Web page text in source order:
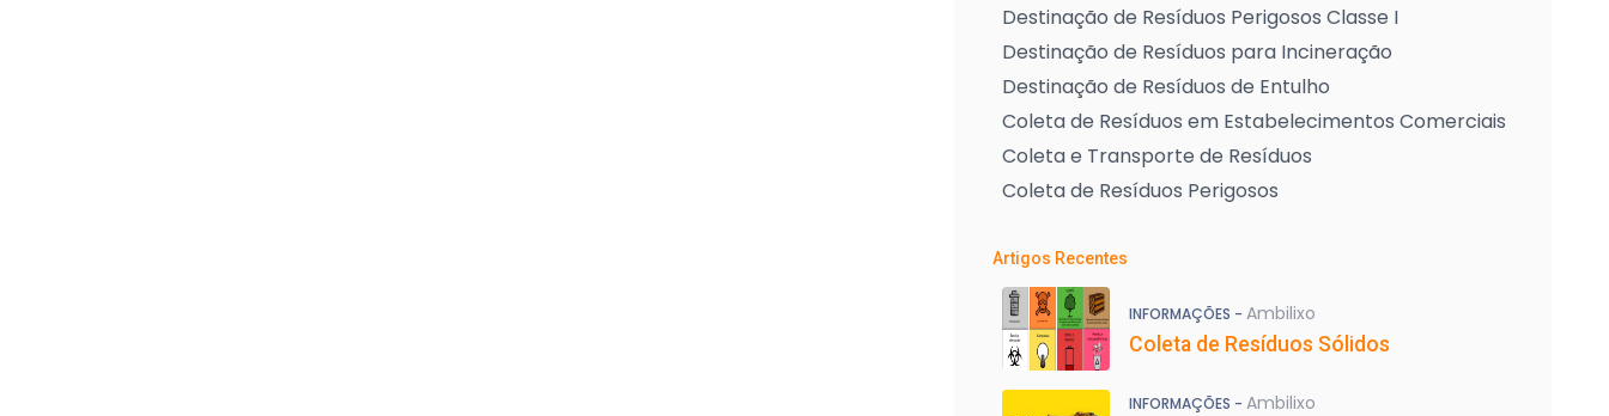
Destinação de Resíduos Perigosos Classe I
Destinação de Resíduos para Incineração
Destinação de Resíduos de Entulho
Coleta de Resíduos em Estabelecimentos Comerciais
Coleta e Transporte de Resíduos
Coleta de Resíduos Perigosos
Artigos Recentes
INFORMAÇÕES - Ambilixo
Coleta de Resíduos Sólidos
INFORMAÇÕES - Ambilixo